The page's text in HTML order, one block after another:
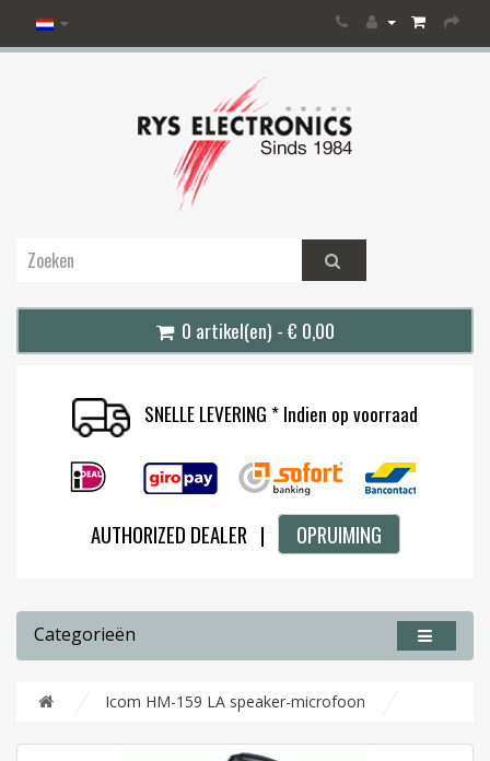
0 artikel(en) - € 0,00
SNELLE LEVERING * Indien op voorraad
AUTHORIZED DEALER | OPRUIMING
Categorieën
Icom HM-159 LA speaker-microfoon